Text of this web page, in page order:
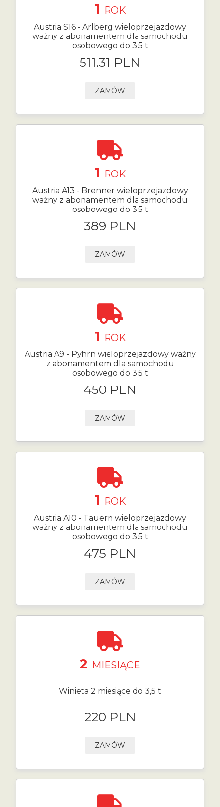
1 ROK
Austria S16 - Arlberg wieloprzejazdowy
ważny z abonamentem dla samochodu
osobowego do 3,5 t
511.31 PLN
ZAMÓW
1 ROK
Austria A13 - Brenner wieloprzejazdowy
ważny z abonamentem dla samochodu
osobowego do 3,5 t
389 PLN
ZAMÓW
1 ROK
Austria A9 - Pyhrn wieloprzejazdowy ważny
z abonamentem dla samochodu
osobowego do 3,5 t
450 PLN
ZAMÓW
1 ROK
Austria A10 - Tauern wieloprzejazdowy
ważny z abonamentem dla samochodu
osobowego do 3,5 t
475 PLN
ZAMÓW
2 MIESIĄCE
Winieta 2 miesiące do 3,5 t
220 PLN
ZAMÓW